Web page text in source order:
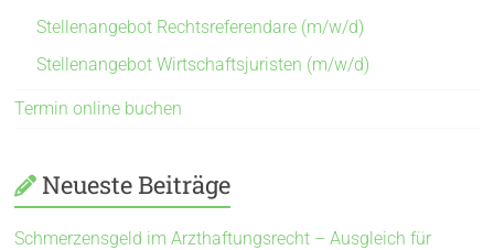
Stellenangebot Rechtsreferendare (m/w/d)
Stellenangebot Wirtschaftsjuristen (m/w/d)
Termin online buchen
Neueste Beiträge
Schmerzensgeld im Arzthaftungsrecht – Ausgleich für